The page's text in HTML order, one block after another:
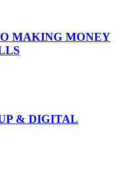
MAKING MONEY
& DIGITAL